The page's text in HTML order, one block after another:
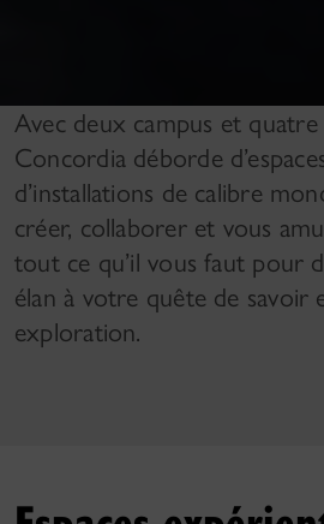
Avec deux campus et quatre
Concordia déborde
d’installations de calibre
créer, collaborer et vous
tout ce qu’il vous faut pour
élan à votre quête de savoir
exploration.